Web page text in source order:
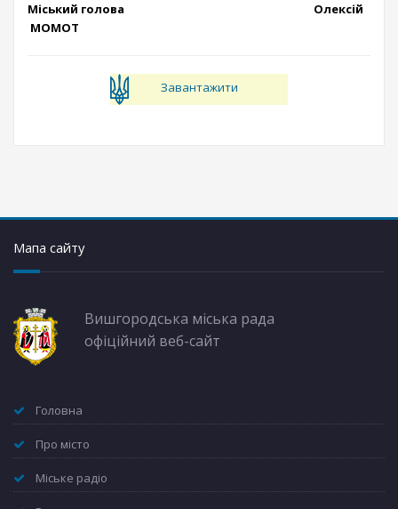
Міський голова Олексій
МОМОТ
Завантажити
Мапа сайту
Вишгородська міська рада
офіційний веб-сайт
Головна
Про місто
Міське радіо